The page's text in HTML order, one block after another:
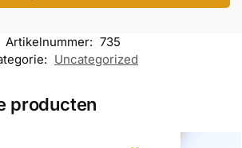
Artikelnummer: 735
Uncategorized
producten